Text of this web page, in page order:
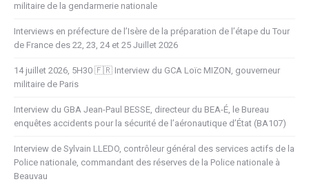
militaire de la gendarmerie nationale
Interviews en préfecture de l’Isère de la préparation de l’étape du Tour
de France des 22, 23, 24 et 25 Juillet 2026
14 juillet 2026, 5H30 🇫🇷 Interview du GCA Loïc MIZON, gouverneur
militaire de Paris
Interview du GBA Jean-Paul BESSE, directeur du BEA-É, le Bureau
enquêtes accidents pour la sécurité de l’aéronautique d’État (BA107)
Interview de Sylvain LLEDO, contrôleur général des services actifs de la
Police nationale, commandant des réserves de la Police nationale à
Beauvau